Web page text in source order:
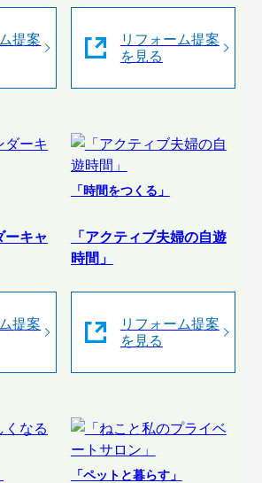
提案
リフォーム提案
を見る
ーキャ
提案
「時間をつくる」
「アクティブ夫婦の自遊
時間」
リフォーム提案
を見る
「ペットと暮らす」